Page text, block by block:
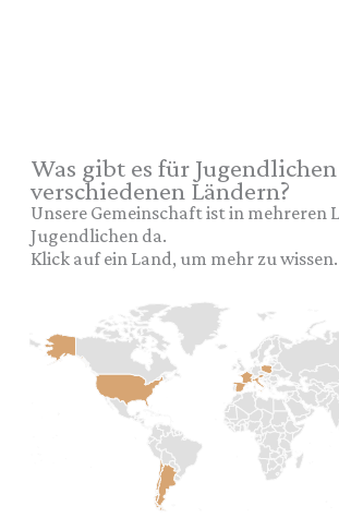
Was gibt es für
verschiedenen Ländern?
Unsere Gemeinschaft ist in mehreren
Jugendlichen da.
Klick auf ein Land, um mehr zu wissen.